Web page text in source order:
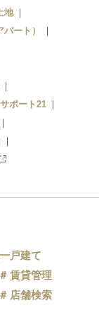
地
ート）
ポート21
戸建て
賃貸管理
店舗検索